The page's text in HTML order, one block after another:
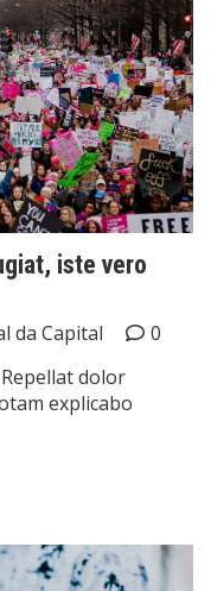
iste vero
da Capital
0
dolor
explicabo